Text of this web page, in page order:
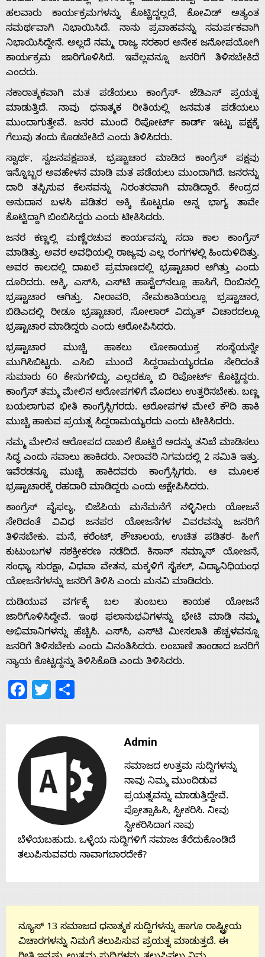
Home
About
Us
Advertise
With
s
Contact
Us
ಹಲವಾರು ಕಾರ್ಯಕ್ರಮಗಳನ್ನು ಕೊಟ್ಟಿದ್ದಲ್ಲದೆ, ಕೋವಿಡ್ ಅತ್ಯಂತ
ಸಮರ್ಥವಾಗಿ ನಿಭಾಯಿಸಿದೆ. ನಾನು ಪ್ರವಾಹವನ್ನು ಸಮರ್ಪಕವಾಗಿ
ನಿಭಾಯಿಸಿದ್ದೇನೆ. ಅಲ್ಲದೆ ನಮ್ಮ ರಾಜ್ಯ ಸರಕಾರ ಅನೇಕ ಜನೋಪಯೋಗಿ
ಕಾರ್ಯಕ್ರಮ ಜಾರಿಗೊಳಿಸಿದೆ. ಇವೆಲ್ಲವನ್ನೂ ಜನರಿಗೆ ತಿಳಿಸಬೇಕಿದೆ
ಎಂದರು.
ನಕಾರಾತ್ಮಕವಾಗಿ ಮತ ಪಡೆಯಲು ಕಾಂಗ್ರೆಸ್- ಜೆಡಿಎಸ್ ಪ್ರಯತ್ನ
ಮಾಡುತ್ತಿದೆ. ನಾವು ಧನಾತ್ಮಕ ರೀತಿಯಲ್ಲಿ ಜನಮತ ಪಡೆಯಲು
ಮುಂದಾಗುತ್ತೇವೆ. ಜನರ ಮುಂದೆ ರಿಪೋರ್ಟ್ ಕಾರ್ಡ್ ಇಟ್ಟು ಪಕ್ಷಕ್ಕೆ
ಗೆಲುವು ತಂದು ಕೊಡಬೇಕಿದೆ ಎಂದು ತಿಳಿಸಿದರು.
ಸ್ವಾರ್ಥ, ಸ್ವಜನಪಕ್ಷಪಾತ, ಭ್ರಷ್ಟಾಚಾರ ಮಾಡಿದ ಕಾಂಗ್ರೆಸ್ ಪಕ್ಷವು
ಇನ್ನೊಬ್ಬರ ಅವಹೇಳನ ಮಾಡಿ ಮತ ಪಡೆಯಲು ಮುಂದಾಗಿದೆ. ಜನರನ್ನು
ದಾರಿ ತಪ್ಪಿಸುವ ಕೆಲಸವನ್ನು ನಿರಂತರವಾಗಿ ಮಾಡಿದ್ದಾರೆ. ಕೇಂದ್ರದ
ಅನುದಾನ ಬಳಸಿ ಪಡಿತರ ಅಕ್ಕಿ ಕೊಟ್ಟರೂ ಅನ್ನ ಭಾಗ್ಯ ತಾವೇ
ಕೊಟ್ಟಿದ್ದಾಗಿ ಬಿಂಬಿಸಿದ್ದರು ಎಂದು ಟೀಕಿಸಿದರು.
ಜನರ ಕಣ್ಣಲ್ಲಿ ಮಣ್ಣೆರಚುವ ಕಾರ್ಯವನ್ನು ಸದಾ ಕಾಲ ಕಾಂಗ್ರೆಸ್
ಮಾಡಿತ್ತು. ಅವರ ಅವಧಿಯಲ್ಲಿ ರಾಜ್ಯವು ಎಲ್ಲ ರಂಗಗಳಲ್ಲಿ ಹಿಂದುಳಿದಿತ್ತು.
ಅವರ ಕಾಲದಲ್ಲಿ ದಾಖಲೆ ಪ್ರಮಾಣದಲ್ಲಿ ಭ್ರಷ್ಟಾಚಾರ ಆಗಿತ್ತು ಎಂದು
ದೂರಿದರು. ಅಕ್ಕಿ, ಎಸ್‍ಸಿ, ಎಸ್‍ಟಿ ಹಾಸ್ಟೆಲ್‍ನಲ್ಲೂ ಹಾಸಿಗೆ, ದಿಂಬಿನಲ್ಲಿ
ಭ್ರಷ್ಟಾಚಾರ ಆಗಿತ್ತು. ನೀರಾವರಿ, ನೇಮಕಾತಿಯಲ್ಲೂ ಭ್ರಷ್ಟಾಚಾರ,
ಬಿಡಿಎದಲ್ಲಿ ರೀಡೂ ಭ್ರಷ್ಟಾಚಾರ, ಸೋಲಾರ್ ವಿದ್ಯುತ್ ವಿಚಾರದಲ್ಲೂ
ಭ್ರಷ್ಟಾಚಾರ ಮಾಡಿದ್ದರು ಎಂದು ಆರೋಪಿಸಿದರು.
ಭ್ರಷ್ಟಾಚಾರ ಮುಚ್ಚಿ ಹಾಕಲು ಲೋಕಾಯುಕ್ತ ಸಂಸ್ಥೆಯನ್ನೇ
ಮುಗಿಸಿಬಿಟ್ಟರು. ಎಸಿಬಿ ಮುಂದೆ ಸಿದ್ದರಾಮಯ್ಯರದೂ ಸೇರಿದಂತೆ
ಸುಮಾರು 60 ಕೇಸುಗಳಿದ್ದು, ಎಲ್ಲದಕ್ಕೂ ಬಿ ರಿಪೋರ್ಟ್ ಕೊಟ್ಟಿದ್ದರು.
ಕಾಂಗ್ರೆಸ್ ತಮ್ಮ ಮೇಲಿನ ಆರೋಪಗಳಿಗೆ ಮೊದಲು ಉತ್ತರಿಸಬೇಕು. ಬಣ್ಣ
ಬಯಲಾಗುವ ಭೀತಿ ಕಾಂಗ್ರೆಸ್ಸಿಗರದು. ಆರೋಪಗಳ ಮೇಲೆ ಕೌದಿ ಹಾಕಿ
ಮುಚ್ಚಿ ಹಾಕುವ ಪ್ರಯತ್ನ ಸಿದ್ದರಾಮಯ್ಯರದು ಎಂದು ಟೀಕಿಸಿದರು.
ನಮ್ಮ ಮೇಲಿನ ಆರೋಪದ ದಾಖಲೆ ಕೊಟ್ಟರೆ ಅದನ್ನು ತನಿಖೆ ಮಾಡಿಸಲು
ಸಿದ್ಧ ಎಂದು ಸವಾಲು ಹಾಕಿದರು. ನೀರಾವರಿ ನಿಗಮದಲ್ಲಿ 2 ಸಮಿತಿ ಇತ್ತು.
ಇವೆರಡನ್ನೂ ಮುಚ್ಚಿ ಹಾಕಿದವರು ಕಾಂಗ್ರೆಸ್ಸಿಗರು. ಆ ಮೂಲಕ
ಭ್ರಷ್ಟಾಚಾರಕ್ಕೆ ರಹದಾರಿ ಮಾಡಿದ್ದರು ಎಂದು ಆಕ್ಷೇಪಿಸಿದರು.
ಕಾಂಗ್ರೆಸ್ ವೈಫಲ್ಯ, ಬಿಜೆಪಿಯ ಮನೆಮನೆಗೆ ನಳ್ಳಿನೀರು ಯೋಜನೆ
ಸೇರಿದಂತೆ ವಿವಿಧ ಜನಪರ ಯೋಜನೆಗಳ ವಿವರವನ್ನು ಜನರಿಗೆ
ತಿಳಿಸಬೇಕು. ಮನೆ, ಕರೆಂಟ್, ಶೌಚಾಲಯ, ಉಚಿತ ಪಡಿತರ- ಹೀಗೆ
ಕುಟುಂಬಗಳ ಸಶಕ್ತೀಕರಣ ನಡೆದಿದೆ. ಕಿಸಾನ್ ಸಮ್ಮಾನ್ ಯೋಜನೆ,
ಸಂಧ್ಯಾ ಸುರಕ್ಷಾ, ವಿಧವಾ ವೇತನ, ಮಕ್ಕಳಿಗೆ ಸೈಕಲ್, ವಿದ್ಯಾನಿಧಿಯಂಥ
ಯೋಜನೆಗಳನ್ನು ಜನರಿಗೆ ತಿಳಿಸಿ ಎಂದು ಮನವಿ ಮಾಡಿದರು.
ದುಡಿಯುವ ವರ್ಗಕ್ಕೆ ಬಲ ತುಂಬಲು ಕಾಯಕ ಯೋಜನೆ
ಜಾರಿಗೊಳಿಸಿದ್ದೇವೆ. ಇಂಥ ಫಲಾನುಭವಿಗಳನ್ನು ಭೇಟಿ ಮಾಡಿ ನಮ್ಮ
ಅಭಿಮಾನಿಗಳನ್ನು ಹೆಚ್ಚಿಸಿ. ಎಸ್‍ಸಿ, ಎಸ್‍ಟಿ ಮೀಸಲಾತಿ ಹೆಚ್ಚಳವನ್ನೂ
ಜನರಿಗೆ ತಿಳಿಸಬೇಕು ಎಂದು ವಿನಂತಿಸಿದರು. ಲಂಬಾಣಿ ತಾಂಡಾದ ಜನರಿಗೆ
ನ್ಯಾಯ ಕೊಟ್ಟದ್ದನ್ನು ತಿಳಿಸಿಕೊಡಿ ಎಂದು ತಿಳಿಸಿದರು.
Facebook
Twitter
Admin
ಸಮಾಜದ ಉತ್ತಮ ಸುದ್ದಿಗಳನ್ನು
ನಾವು ನಿಮ್ಮ ಮುಂದಿಡುವ
ಪ್ರಯತ್ನವನ್ನು ಮಾಡುತ್ತಿದ್ದೇವೆ.
ಪ್ರೋತ್ಸಾಹಿಸಿ, ಸ್ವೀಕರಿಸಿ. ನೀವು
ಸ್ವೀಕರಿಸಿದಾಗ ನಾವು
ಬೆಳೆಯಬಹುದು. ಒಳ್ಳೆಯ ಸುದ್ದಿಗಳಿಗೆ ಸಮಾಜ ತೆರೆದುಕೊಂಡಿದೆ
ತಲುಪಿಸುವವರು ನಾವಾಗಬಾರದೇಕೆ?
ನ್ಯೂಸ್ 13 ಸಮಾಜದ ಧನಾತ್ಮಕ ಸುದ್ದಿಗಳನ್ನು ಹಾಗೂ ರಾಷ್ಟ್ರೀಯ
ವಿಚಾರಗಳನ್ನು ನಿಮಗೆ ತಲುಪಿಸುವ ಪ್ರಯತ್ನ ಮಾಡುತ್ತದೆ. ಈ